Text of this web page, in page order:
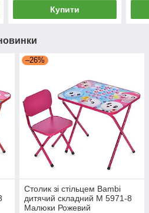
Купити
–26%
Столик зі стільцем Bambi
дитячий складний M 5971-8
Малюки Рожевий